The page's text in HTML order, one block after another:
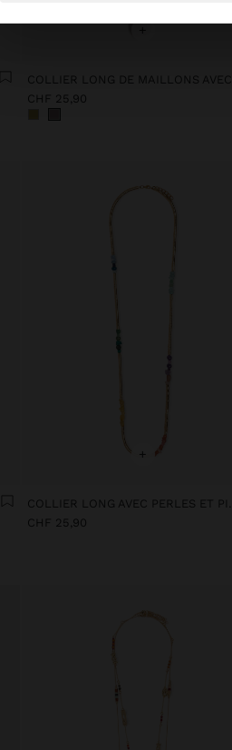
CHF 25,90
+
CHF 25,90